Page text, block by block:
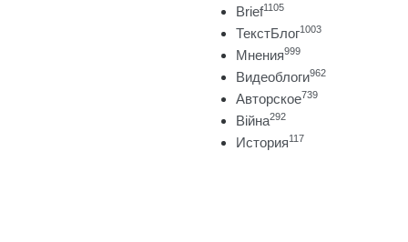
Brief1105
ТекстБлог1003
Мнения999
Видеоблоги962
Авторское739
Війна292
История117